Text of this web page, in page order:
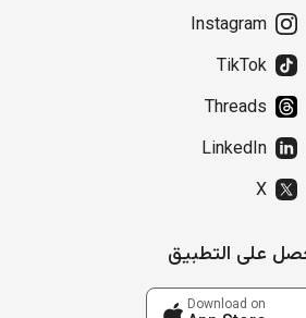
Instagram
TikTok
Threads
LinkedIn
X
على التطبيق
Download on